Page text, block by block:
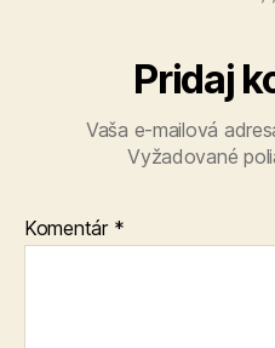
Pridaj
Vaša e-mailová
Vyžadované
Komentár *